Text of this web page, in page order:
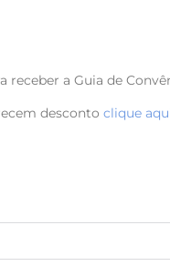
receber a Guia de
desconto clique